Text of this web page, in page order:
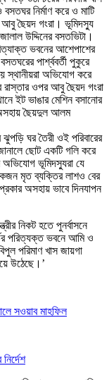
নির্মাণ করে ও মাটি
আবু ছৈয়দ গংরা। ভূমিদস্যু
উদ্দিনের বসতভিটা।
ভবনের আশেপাশের
পার্শ্ববর্তী পুকুরে
স্থানীয়রা অভিযোগ করে
রাস্তার ওপর আবু ছৈয়দ গংরা
ইট ভাঙার মেশিন বসানোর
ছৈয়দুল আলম
ঝুপড়ি ঘর তৈরী ওই পরিবারের
ছোট একটি গলি করে
ভূমিদস্যুরা যে
মৃত ব্যক্তির লাশও বের
অসহায় ভাবে দিনযাপন
নিকট হতে পুনর্বাসনে
পরিত্যক্ত ভবনে আমি ও
পরিমাণ খাস জায়গা
উঠেছে।’
সওয়াব মাহফিল